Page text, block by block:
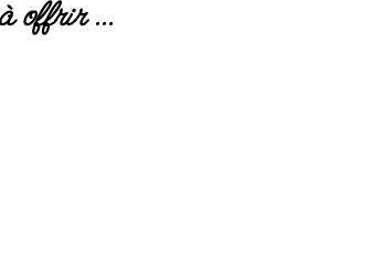
offrir ...